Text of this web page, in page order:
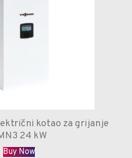
kotao za grijanje
24 kW
Buy Now